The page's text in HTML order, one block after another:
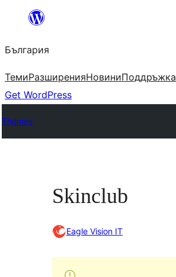
България
ТемиРазширенияНовиниПоддръжка
Get WordPress
Themes
Skinclub
Eagle Vision IT